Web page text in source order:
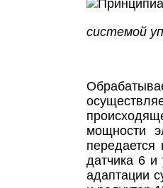
системой
мощности
датчика 6 и
адаптации